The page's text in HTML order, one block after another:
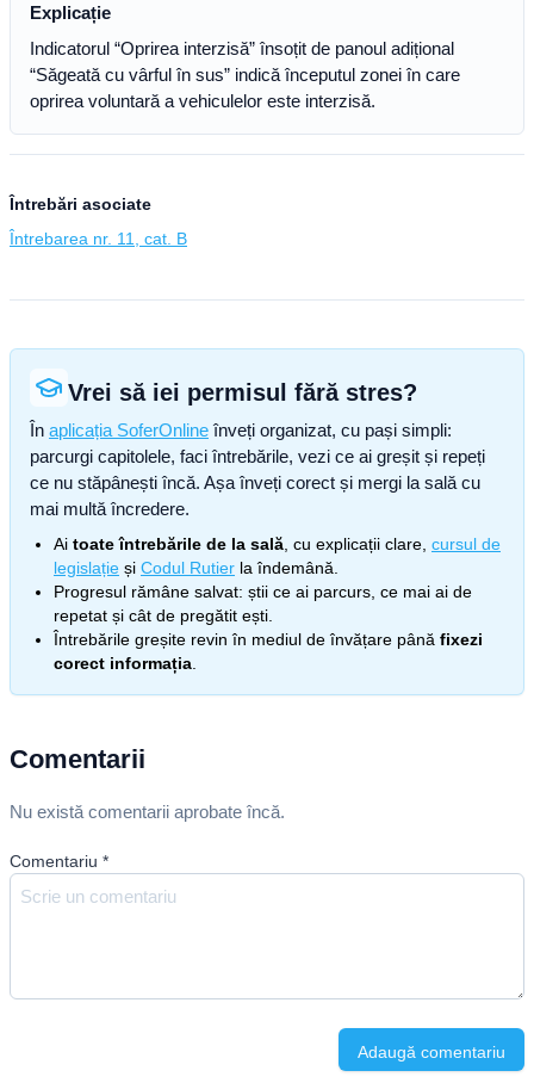
Explicație
Indicatorul “Oprirea interzisă” însoțit de panoul adițional
“Săgeată cu vârful în sus” indică începutul zonei în care
oprirea voluntară a vehiculelor este interzisă.
Întrebări asociate
Întrebarea nr. 11, cat. B
Vrei să iei permisul fără stres?
În aplicația SoferOnline înveți organizat, cu pași simpli:
parcurgi capitolele, faci întrebările, vezi ce ai greșit și repeți
ce nu stăpânești încă. Așa înveți corect și mergi la sală cu
mai multă încredere.
Ai toate întrebările de la sală , cu explicații clare, cursul de
legislație și Codul Rutier la îndemână.
Progresul rămâne salvat: știi ce ai parcurs, ce mai ai de
repetat și cât de pregătit ești.
Întrebările greșite revin în mediul de învățare până fixezi
corect informația
Comentarii
Nu există comentarii aprobate încă.
Comentariu *
Adaugă comentariu